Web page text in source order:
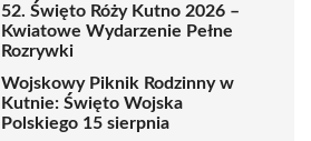
52. Święto Róży Kutno 2026 –
Kwiatowe Wydarzenie Pełne
Rozrywki
Wojskowy Piknik Rodzinny w
Kutnie: Święto Wojska
Polskiego 15 sierpnia